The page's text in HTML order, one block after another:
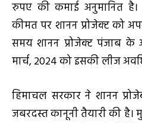
रुपए की कमाई अनुमानित है।
कीमत पर शानन प्रोजेक्ट को
समय शानन प्रोजेक्ट पंजाब के
मार्च, 2024 को इसकी लीज
हिमाचल सरकार ने शानन
जबरदस्त कानूनी तैयारी की है।